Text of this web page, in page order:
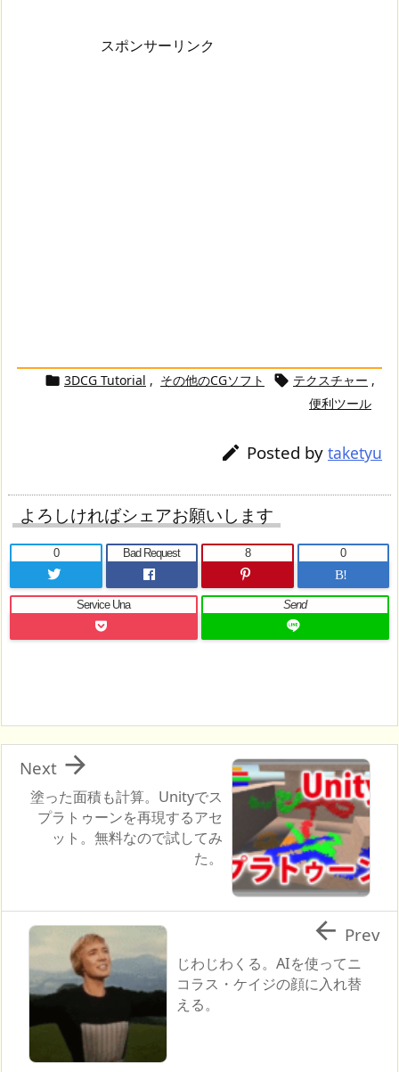
スポンサーリンク
 3DCG Tutorial , その他のCGソフト  テクスチャー ,
便利ツール
 Posted by taketyu
よろしければシェアお願いします
0 Bad Request
8
B!
0
Service Una Send
塗った面積も計算。Unityでス
プラトゥーンを再現するアセ
ット。無料なので試してみ
た。

Next
じわじわくる。AIを使ってニ
コラス・ケイジの顔に入れ替
える。
 Prev